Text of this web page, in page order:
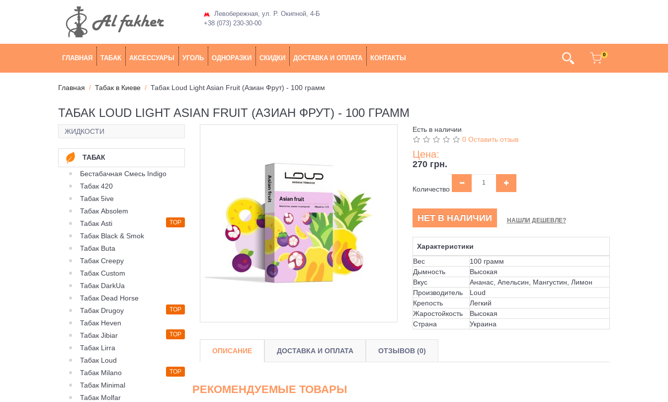
Левобережная, ул. Р. Окипной, 4-Б
+38 (073) 230-30-00
ГЛАВНАЯ ТАБАК АКСЕССУАРЫ УГОЛЬ ОДНОРАЗКИ СКИДКИ ДОСТАВКА И ОПЛАТА КОНТАКТЫ 0
Главная Табак в Киеве Табак Loud Light Asian Fruit (Азиан Фрут) - 100 грамм
ТАБАК LOUD LIGHT ASIAN FRUIT (АЗИАН ФРУТ) - 100 ГРАММ
ЖИДКОСТИ
ТАБАК
Бестабачная Смесь Indigo
Табак 420
Табак 5ive
Табак Absolem
Табак Asti
TOP
Табак Black & Smok
Табак Buta
Табак Creepy
Табак Custom
Табак DarkUa
Табак Dead Horse
Табак Drugoy
TOP
Табак Heven
Табак Jibiar
TOP
Табак Lirra
Табак Loud
Табак Milano
TOP
Табак Minimal
Табак Molfar
Есть в наличии
0 Оставить отзыв
Цена:
270 грн.
Количество
НЕТ В НАЛИЧИИ НАШЛИ ДЕШЕВЛЕ?
Характеристики
Вес
100 грамм
Дымность
Высокая
Вкус
Ананас, Апельсин, Мангустин, Лимон
Производитель
Loud
Крепость
Легкий
Жаростойкость
Высокая
Страна
Украина
ОПИСАНИЕ ДОСТАВКА И ОПЛАТА ОТЗЫВОВ (0)
РЕКОМЕНДУЕМЫЕ ТОВАРЫ